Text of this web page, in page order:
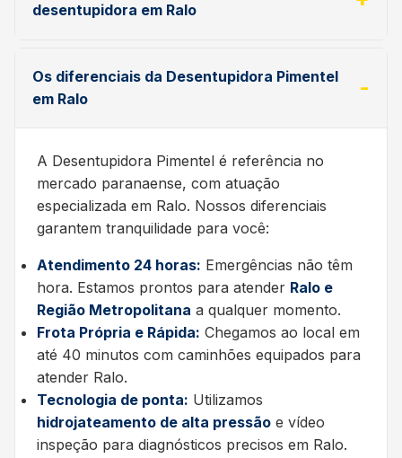
desentupidora em Ralo
Os diferenciais da Desentupidora Pimentel
em Ralo
A Desentupidora Pimentel é referência no
mercado paranaense, com atuação
especializada em Ralo. Nossos diferenciais
garantem tranquilidade para você:
Atendimento 24 horas: Emergências não têm
hora. Estamos prontos para atender Ralo e
Região Metropolitana a qualquer momento.
Frota Própria e Rápida: Chegamos ao local em
até 40 minutos com caminhões equipados para
atender Ralo.
Tecnologia de ponta: Utilizamos
hidrojateamento de alta pressão e vídeo
inspeção para diagnósticos precisos em Ralo.